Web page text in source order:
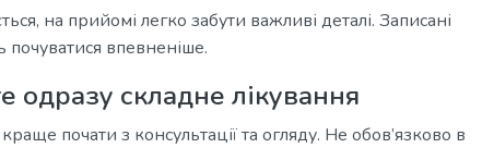
на прийомі легко забути важливі деталі. Записані
впевненіше.
одразу складне лікування
почати з консультації та огляду. Не обов’язково в